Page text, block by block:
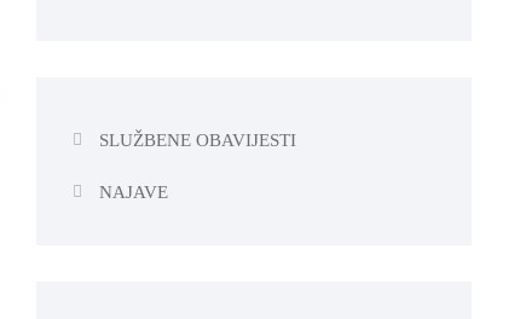
SLUŽBENE OBAVIJESTI
NAJAVE